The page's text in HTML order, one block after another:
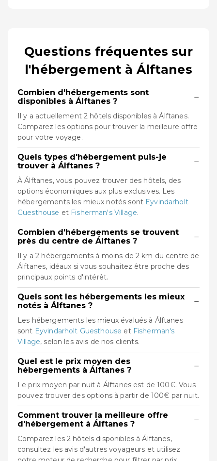
Questions fréquentes sur
l'hébergement à Álftanes
Combien d'hébergements sont
disponibles à Álftanes ?
−
Il y a actuellement 2 hôtels disponibles à Álftanes.
Comparez les options pour trouver la meilleure offre
pour votre voyage.
Quels types d'hébergement puis-je
trouver à Álftanes ?
−
À Álftanes, vous pouvez trouver des hôtels, des
options économiques aux plus exclusives. Les
hébergements les mieux notés sont Eyvindarholt
Guesthouse et Fisherman's Village.
Combien d'hébergements se trouvent
près du centre de Álftanes ?
−
Il y a 2 hébergements à moins de 2 km du centre de
Álftanes, idéaux si vous souhaitez être proche des
principaux points d'intérêt.
Quels sont les hébergements les mieux
notés à Álftanes ?
−
Les hébergements les mieux évalués à Álftanes
sont Eyvindarholt Guesthouse et Fisherman's
Village, selon les avis de nos clients.
Quel est le prix moyen des
hébergements à Álftanes ?
−
Le prix moyen par nuit à Álftanes est de 100€. Vous
pouvez trouver des options à partir de 100€ par nuit.
Comment trouver la meilleure offre
d'hébergement à Álftanes ?
−
Comparez les 2 hôtels disponibles à Álftanes,
consultez les avis d'autres voyageurs et utilisez